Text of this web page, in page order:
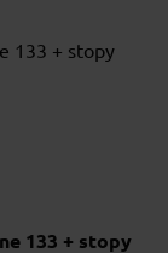
133 + stopy